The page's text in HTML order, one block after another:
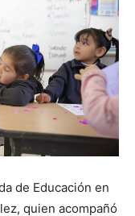
de Educación en
quien acompañó